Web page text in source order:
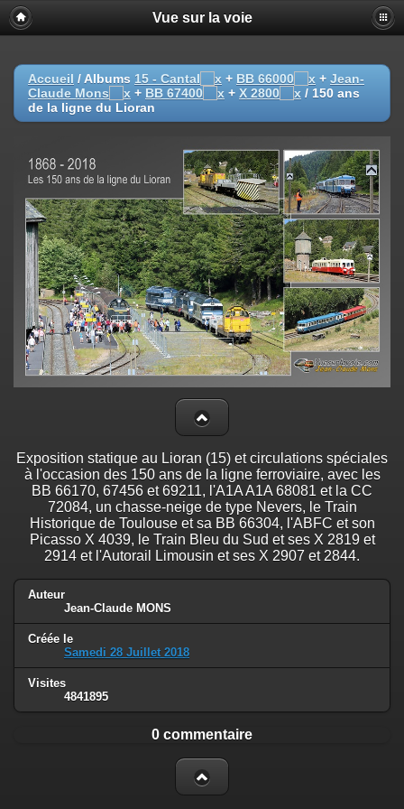
Vue sur la voie
Accueil / Albums 15 - Cantal + BB 66000 + Jean-
Claude Mons
+ BB 67400 + X 2800 / 150 ans
de la ligne du Lioran
Exposition statique au Lioran (15) et circulations spéciales
à l'occasion des 150 ans de la ligne ferroviaire, avec les
BB 66170, 67456 et 69211, l'A1A A1A 68081 et la CC
72084, un chasse-neige de type Nevers, le Train
Historique de Toulouse et sa BB 66304, l'ABFC et son
Picasso X 4039, le Train Bleu du Sud et ses X 2819 et
2914 et l'Autorail Limousin et ses X 2907 et 2844.
Auteur
Jean-Claude MONS
Créée le
Samedi 28 Juillet 2018
Visites
4841895
0 commentaire